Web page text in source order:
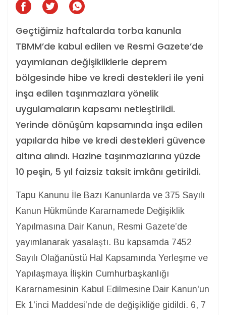
Geçtiğimiz haftalarda torba kanunla
TBMM’de kabul edilen ve Resmi Gazete’de
yayımlanan değişikliklerle deprem
bölgesinde hibe ve kredi destekleri ile yeni
inşa edilen taşınmazlara yönelik
uygulamaların kapsamı netleştirildi.
Yerinde dönüşüm kapsamında inşa edilen
yapılarda hibe ve kredi destekleri güvence
altına alındı. Hazine taşınmazlarına yüzde
10 peşin, 5 yıl faizsiz taksit imkânı getirildi.
Tapu Kanunu İle Bazı Kanunlarda ve 375 Sayılı
Kanun Hükmünde Kararnamede Değişiklik
Yapılmasına Dair Kanun, Resmi Gazete’de
yayımlanarak yasalaştı. Bu kapsamda 7452
Sayılı Olağanüstü Hal Kapsamında Yerleşme ve
Yapılaşmaya İlişkin Cumhurbaşkanlığı
Kararnamesinin Kabul Edilmesine Dair Kanun'un
Ek 1'inci Maddesi’nde de değişikliğe gidildi. 6, 7